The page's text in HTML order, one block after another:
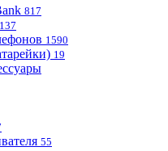
817
137
1590
19
55